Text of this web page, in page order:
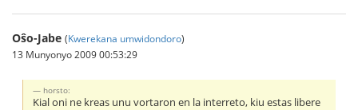
Oŝo-Jabe (Kwerekana umwidondoro)
13 Munyonyo 2009 00:53:29
horsto:
Kial oni ne kreas unu vortaron en la interreto, kiu estas libere